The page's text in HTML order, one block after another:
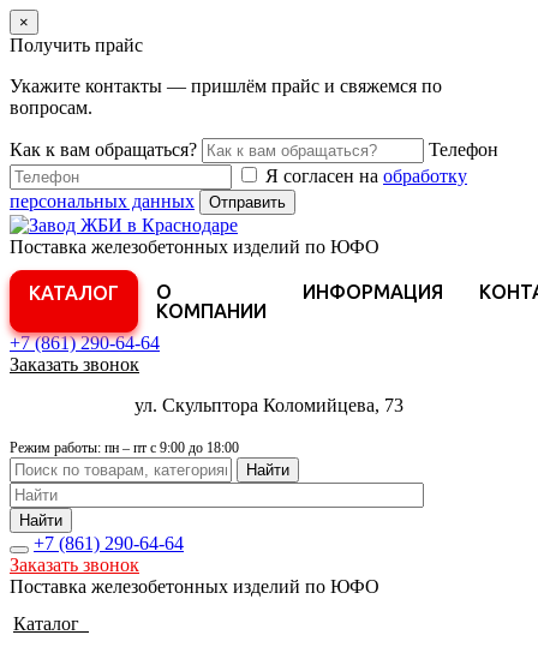
×
Получить прайс
Укажите контакты — пришлём прайс и свяжемся по
вопросам.
Как к вам обращаться?
Телефон
Я согласен на обработку
персональных данных
Отправить
Поставка железобетонных изделий по ЮФО
КАТАЛОГ
О
КОМПАНИИ
ИНФОРМАЦИЯ
+7 (861)290-64-64
Заказать звонок
ул. Скульптора Коломийцева, 73
Режим работы: пн – пт с 9:00 до 18:00
Найти
Найти
+7 (861) 290-64-64
Заказать звонок
Поставка железобетонных изделий по ЮФО
Каталог